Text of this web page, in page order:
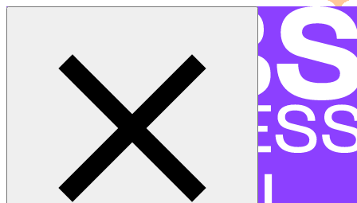
Inicio
Programas
Inteligencia Artificial